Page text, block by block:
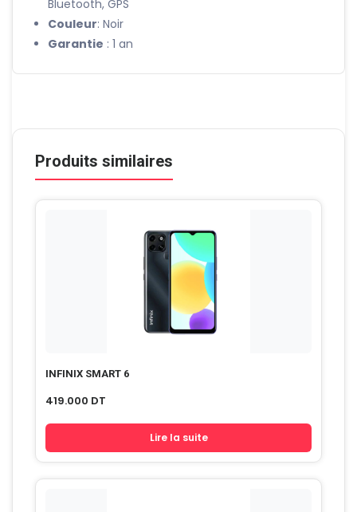
Bluetooth, GPS
Couleur: Noir
Garantie : 1 an
Produits similaires
INFINIX SMART 6
419.000 DT
Lire la suite